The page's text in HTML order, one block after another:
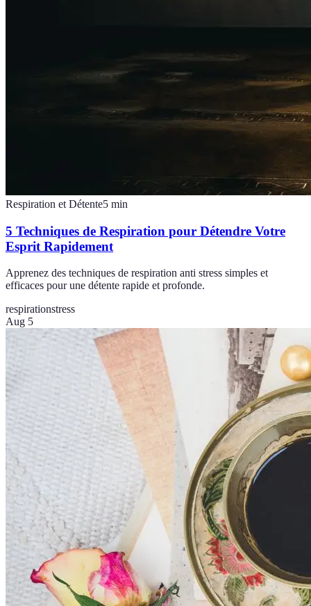
Respiration et Détente5 min
5 Techniques de Respiration pour Détendre Votre
Esprit Rapidement
Apprenez des techniques de respiration anti stress simples et
efficaces pour une détente rapide et profonde.
respirationstress
Aug 5